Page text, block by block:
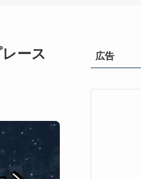
ース
広告